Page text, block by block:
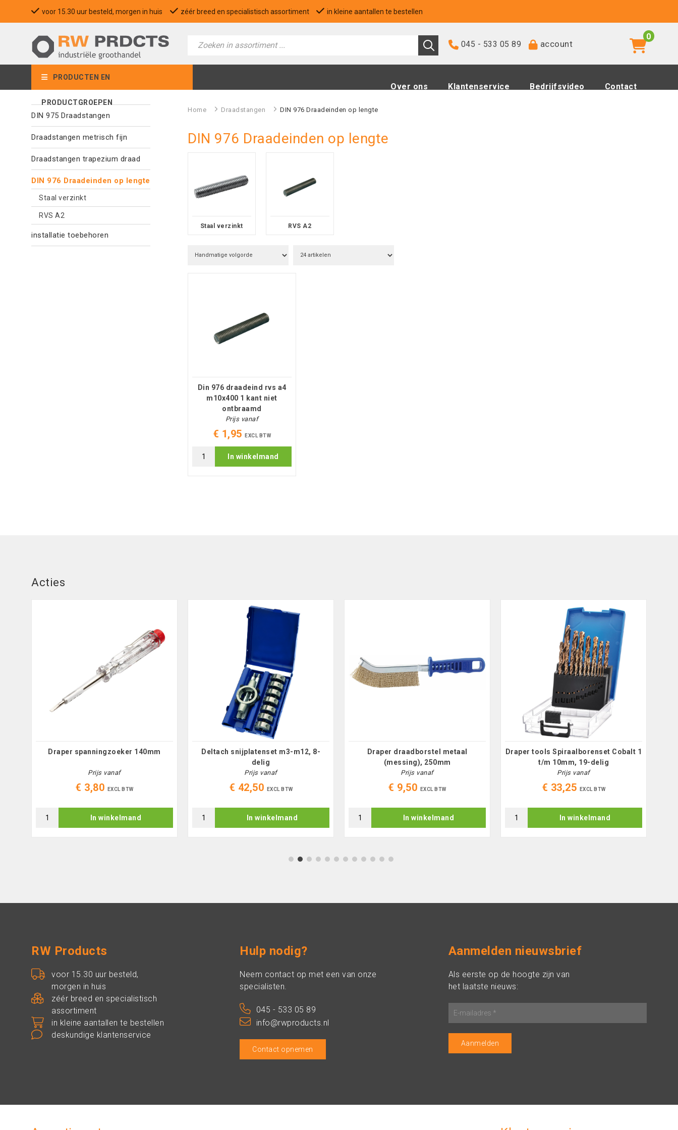
voor 15.30 uur besteld, morgen in huis zéér breed en specialistisch assortiment in kleine aantallen te bestellen
045 - 533 05 89 account
0
PRODUCTEN EN
PRODUCTGROEPEN
Over ons Klantenservice Bedrijfsvideo Contact
DIN 975 Draadstangen
Draadstangen metrisch fijn
Draadstangen trapezium draad
DIN 976 Draadeinden op lengte
Staal verzinkt
RVS A2
installatie toebehoren
Home > Draadstangen > DIN 976 Draadeinden op lengte
DIN 976 Draadeinden op lengte
Staal verzinkt RVS A2
Din 976 draadeind rvs a4
m10x400 1 kant niet
ontbraamd
Prijs vanaf
€ 1,95EXCL BTW
In winkelmand
Acties
Draper spanningzoeker 140mm
Prijs vanaf
€ 3,80 EXCL BTW
In winkelmand
Deltach snijplatenset m3-m12, 8-
delig
Prijs vanaf
€ 42,50 EXCL BTW
In winkelmand
Draper draadborstel metaal
(messing), 250mm
Prijs vanaf
€ 9,50 EXCL BTW
In winkelmand
Draper tools Spiraalborenset Cobalt 1
t/m 10mm, 19-delig
Prijs vanaf
€ 33,25 EXCL BTW
In winkelmand
1 2 3 4 5 6 7 8 9 10 11 12
RW Products
voor 15.30 uur besteld,
morgen in huis
zéér breed en specialistisch
assortiment
in kleine aantallen te bestellen
deskundige klantenservice
Hulp nodig?
Neem contact op met een van onze
specialisten.
045 - 533 05 89
info@rwproducts.nl
Contact opnemen
Aanmelden nieuwsbrief
Als eerste op de hoogte zijn van
het laatste nieuws: